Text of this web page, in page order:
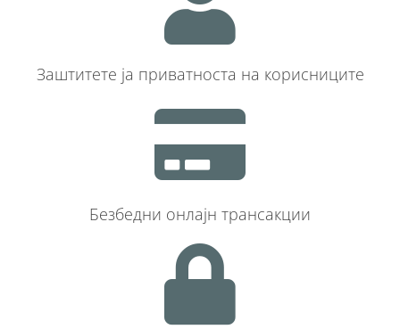
Заштитете ја приватноста на корисниците
Безбедни онлајн трансакции